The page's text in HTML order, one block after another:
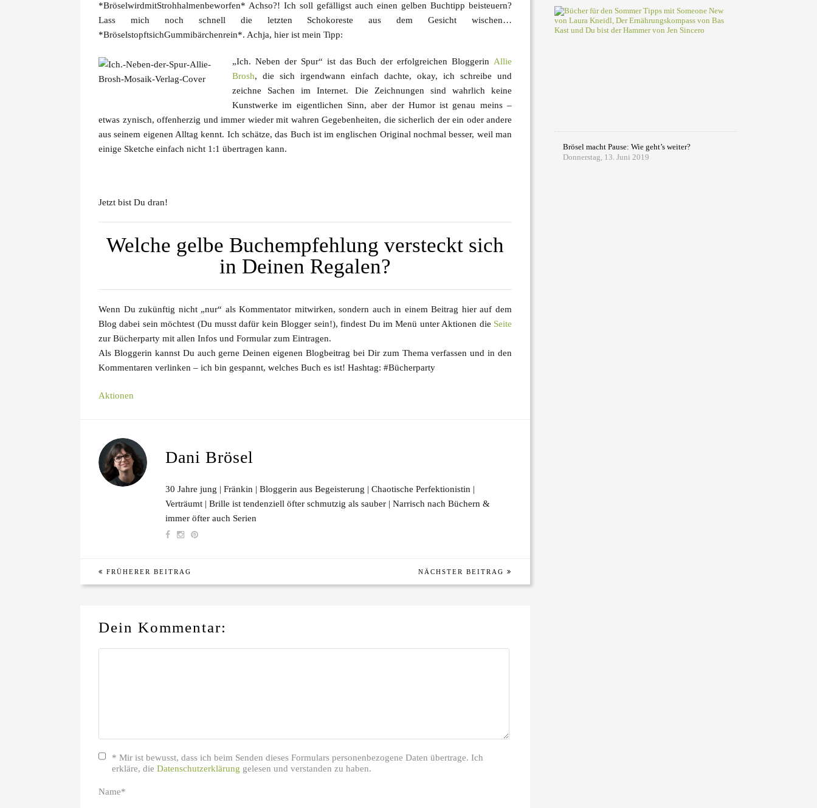
*BröselwirdmitStrohhalmenbeworfen* Achso?! Ich soll gefälligst auch einen gelben Buchtipp beisteuern?
Lass mich noch schnell die letzten Schokoreste aus dem Gesicht wischen…
*BröselstopftsichGummibärchenrein*. Achja, hier ist mein Tipp:
„Ich. Neben der Spur“ ist das Buch der erfolgreichen Bloggerin Allie
Brosh, die sich irgendwann einfach dachte, okay, ich schreibe und
zeichne Sachen im Internet. Die Zeichnungen sind wahrlich keine
Kunstwerke im eigentlichen Sinn, aber der Humor ist genau meins –
etwas zynisch, offenherzig und immer wieder mit wahren Gegebenheiten, die sicherlich der ein oder andere
aus seinem eigenen Alltag kennt. Ich schätze, das Buch ist im englischen Original nochmal besser, weil man
einige Sketche einfach nicht 1:1 übertragen kann.
Jetzt bist Du dran!
Welche gelbe Buchempfehlung versteckt sich
in Deinen Regalen?
Wenn Du zukünftig nicht „nur“ als Kommentator mitwirken, sondern auch in einem Beitrag hier auf dem
Blog dabei sein möchtest (Du musst dafür kein Blogger sein!), findest Du im Menü unter Aktionen die Seite
zur Bücherparty mit allen Infos und Formular zum Eintragen.
Als Bloggerin kannst Du auch gerne Deinen eigenen Blogbeitrag bei Dir zum Thema verfassen und in den
Kommentaren verlinken – ich bin gespannt, welches Buch es ist! Hashtag: #Bücherparty
Aktionen
Dani Brösel
30 Jahre jung | Fränkin | Bloggerin aus Begeisterung | Chaotische Perfektionistin |
Verträumt | Brille ist tendenziell öfter schmutzig als sauber | Narrisch nach Büchern &
immer öfter auch Serien
FRÜHERER BEITRAG NÄCHSTER BEITRAG
Dein Kommentar:
* Mir ist bewusst, dass ich beim Senden dieses Formulars personenbezogene Daten übertrage. Ich
erkläre, die Datenschutzerklärung gelesen und verstanden zu haben.
Name*
Brösel macht Pause: Wie geht’s weiter?
Donnerstag, 13. Juni 2019